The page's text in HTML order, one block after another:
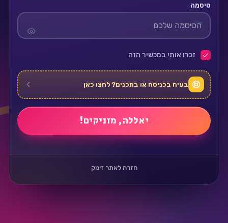
סיסמה
זכרו אותי במכשיר הזה
בעיה בכניסה או בתכנים? לחצו כאן
חזרה לאתר זינוק